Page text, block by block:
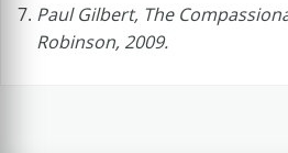
Paul Gilbert, The
Robinson, 2009.